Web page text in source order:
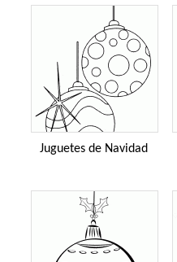
Juguetes de Navidad